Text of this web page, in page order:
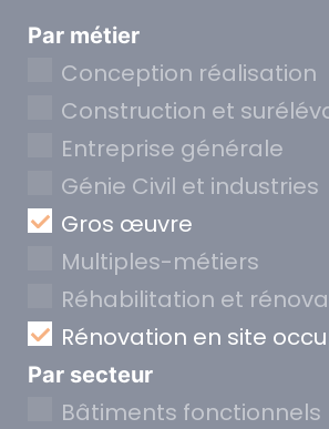
Par métier
Conception réalisation
Construction et
Entreprise générale
Génie Civil et industries
Gros œuvre
Multiples-métiers
Réhabilitation et
Rénovation en site
Par secteur
Bâtiments fonctionnels